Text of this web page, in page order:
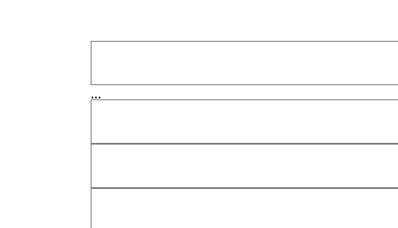
...